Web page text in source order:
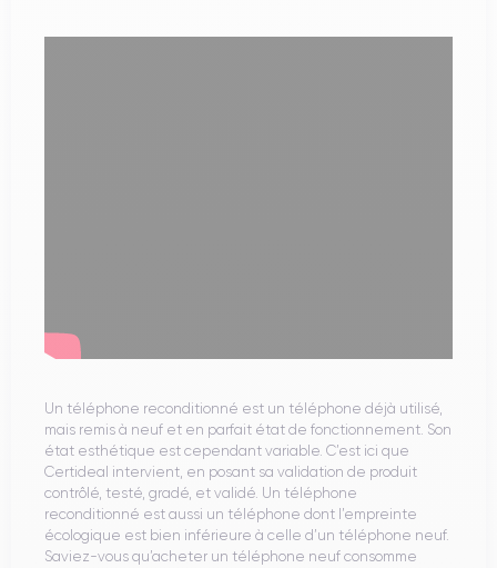
Un téléphone reconditionné est un téléphone déjà utilisé,
mais remis à neuf et en parfait état de fonctionnement. Son
état esthétique est cependant variable. C’est ici que
Certideal intervient, en posant sa validation de produit
contrôlé, testé, gradé, et validé. Un téléphone
reconditionné est aussi un téléphone dont l’empreinte
écologique est bien inférieure à celle d’un téléphone neuf.
Saviez-vous qu’acheter un téléphone neuf consomme